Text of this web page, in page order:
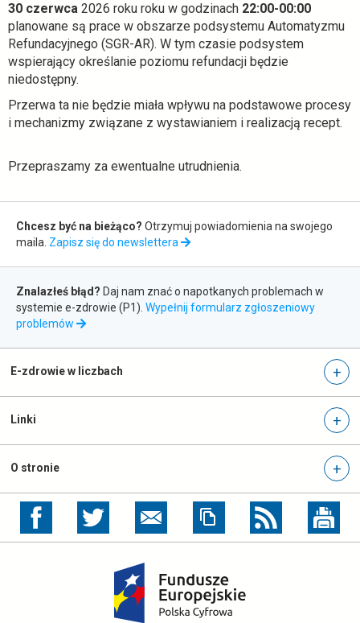
30 czerwca 2026 roku roku w godzinach 22:00-00:00
planowane są prace w obszarze podsystemu Automatyzmu
Refundacyjnego (SGR-AR). W tym czasie podsystem
wspierający określanie poziomu refundacji będzie
niedostępny.
Przerwa ta nie będzie miała wpływu na podstawowe procesy
i mechanizmy związane z wystawianiem i realizacją recept.
Przepraszamy za ewentualne utrudnienia.
Zapis
do
newslettera
Chcesz być na bieżąco? Otrzymuj powiadomienia na swojego
maila. Zapisz się do newslettera
Zgłaszanie
błędów
Znalazłeś błąd? Daj nam znać o napotkanych problemach w
systemie e-zdrowie (P1). Wypełnij formularz zgłoszeniowy
problemów
otwiera
nowej
E-zdrowie w liczbach
Linki
O stronie
otwiera
w
otwiera
w
karcie